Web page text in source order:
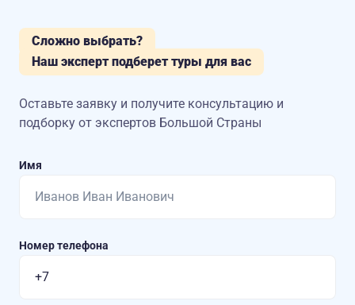
Сложно выбрать?
Наш эксперт подберет туры для вас
Оставьте заявку и получите консультацию и
подборку от экспертов Большой Страны
Имя
Номер телефона